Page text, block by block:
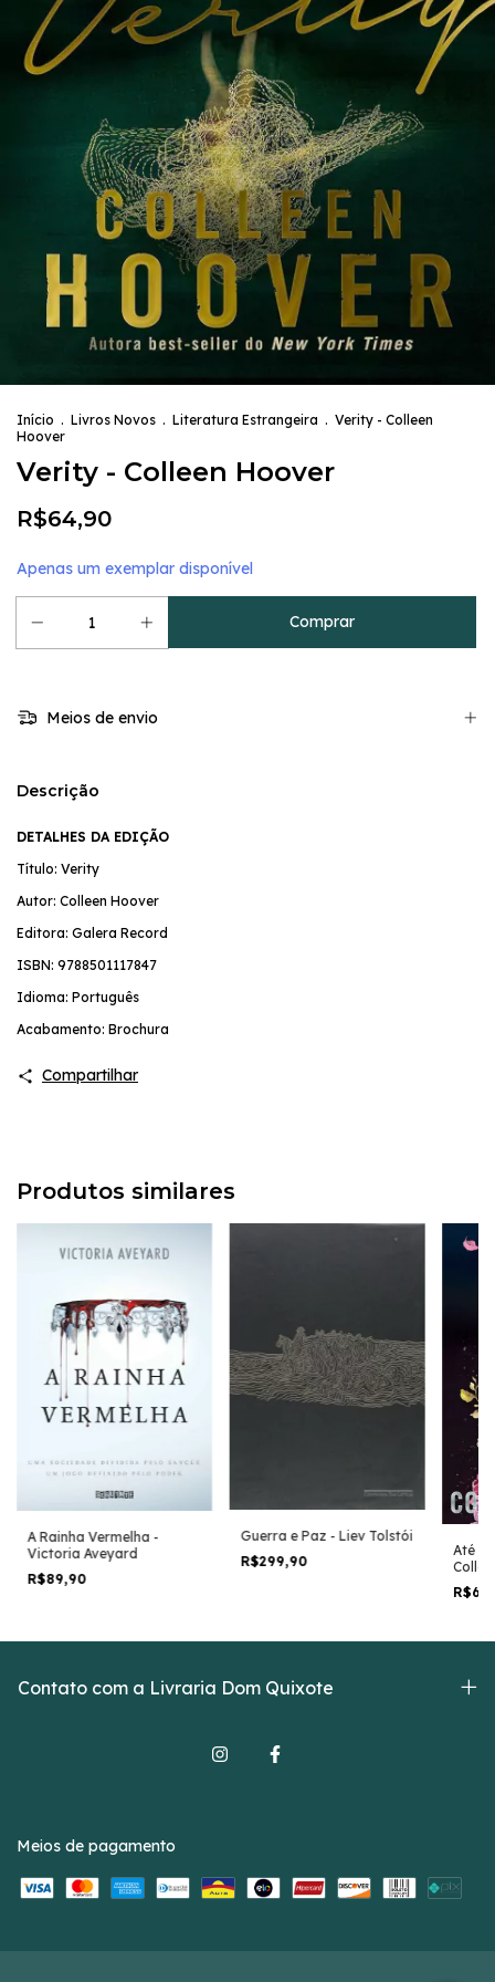
Início . Livros Novos . Literatura Estrangeira . Verity - Colleen
Hoover
Verity - Colleen Hoover
R$64,90
Apenas um exemplar disponível
Meios de envio
Descrição
DETALHES DA EDIÇÃO
Título: Verity
Autor: Colleen Hoover
Editora: Galera Record
ISBN: 9788501117847
Idioma: Português
Acabamento: Brochura
Compartilhar
Produtos similares
A Rainha Vermelha -
Victoria Aveyard
R$89,90
Guerra e Paz - Liev Tolstói
R$299,90
Até o
Contato com a Livraria Dom Quixote
Meios de pagamento